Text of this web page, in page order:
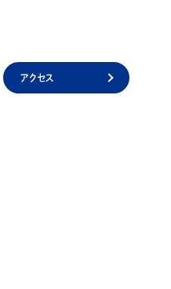
アクセス